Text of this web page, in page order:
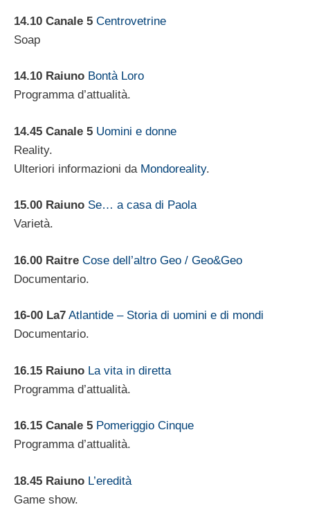
14.10 Canale 5 Centrovetrine
Soap
14.10 Raiuno Bontà Loro
Programma d’attualità.
14.45 Canale 5 Uomini e donne
Reality.
Ulteriori informazioni da Mondoreality.
15.00 Raiuno Se… a casa di Paola
Varietà.
16.00 Raitre Cose dell’altro Geo / Geo&Geo
Documentario.
16-00 La7 Atlantide – Storia di uomini e di mondi
Documentario.
16.15 Raiuno La vita in diretta
Programma d’attualità.
16.15 Canale 5 Pomeriggio Cinque
Programma d’attualità.
18.45 Raiuno L’eredità
Game show.